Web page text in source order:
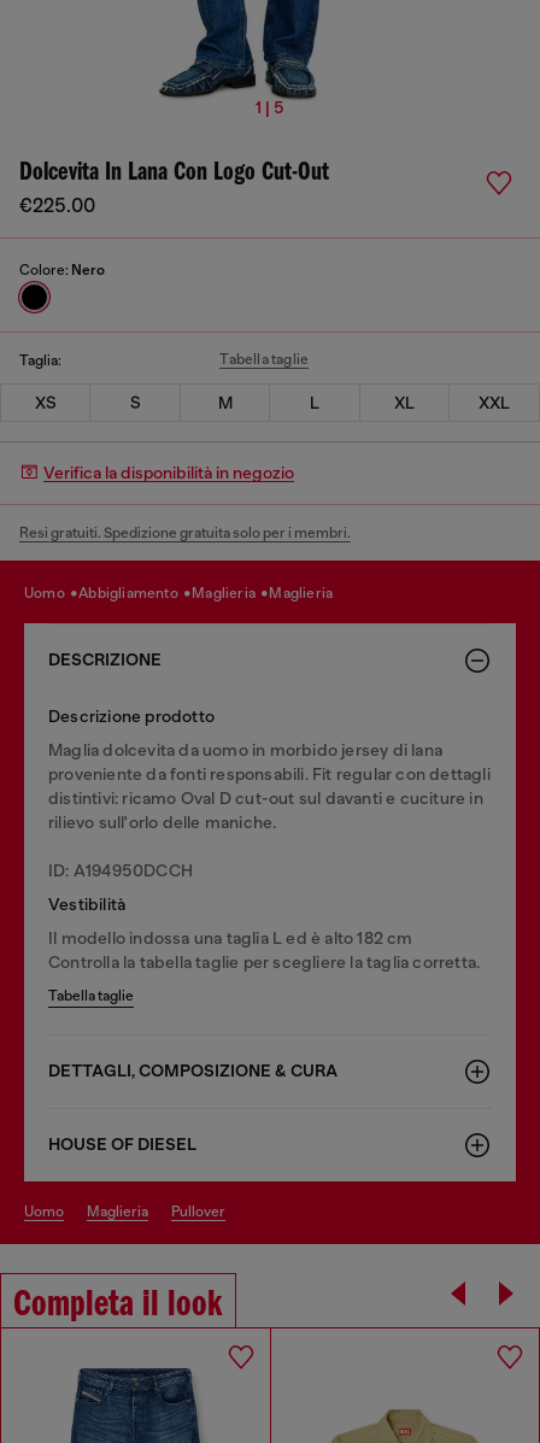
1 | 5
Dolcevita In Lana Con Logo Cut-Out
€225.00
Colore: Nero
Taglia: Tabella taglie
XS S M L XL XXL
Verifica la disponibilità in negozio
Resi gratuiti. Spedizione gratuita solo per i membri.
uomo abbigliamento maglieria maglieria
DESCRIZIONE
Descrizione prodotto
Maglia dolcevita da uomo in morbido jersey di lana
proveniente da fonti responsabili. Fit regular con dettagli
distintivi: ricamo Oval D cut-out sul davanti e cuciture in
rilievo sull'orlo delle maniche.
ID: A194950DCCH
Vestibilità
Il modello indossa una taglia L ed è alto 182 cm
Controlla la tabella taglie per scegliere la taglia corretta.
Tabella taglie
DETTAGLI, COMPOSIZIONE & CURA
HOUSE OF DIESEL
uomo maglieria pullover
Completa il look